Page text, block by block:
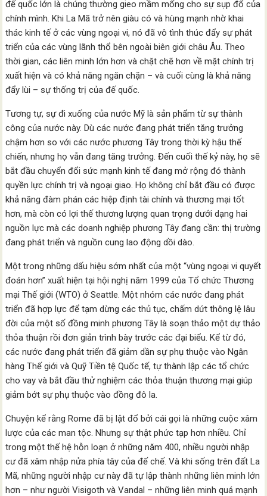
đế quốc lớn là chúng thường gieo mầm mống cho sự sụp đổ của
chính mình. Khi La Mã trở nên giàu có và hùng mạnh nhờ khai
thác kinh tế ở các vùng ngoại vi, nó đã vô tình thúc đẩy sự phát
triển của các vùng lãnh thổ bên ngoài biên giới châu Âu. Theo
thời gian, các liên minh lớn hơn và chặt chẽ hơn về mặt chính trị
xuất hiện và có khả năng ngăn chặn – và cuối cùng là khả năng
đẩy lùi – sự thống trị của đế quốc.
Tương tự, sự đi xuống của nước Mỹ là sản phẩm từ sự thành
công của nước này. Dù các nước đang phát triển tăng trưởng
chậm hơn so với các nước phương Tây trong thời kỳ hậu thế
chiến, nhưng họ vẫn đang tăng trưởng. Đến cuối thế kỷ này, họ sẽ
bắt đầu chuyển đổi sức mạnh kinh tế đang mở rộng đó thành
quyền lực chính trị và ngoại giao. Họ không chỉ bắt đầu có được
khả năng đàm phán các hiệp định tài chính và thương mại tốt
hơn, mà còn có lợi thế thương lượng quan trọng dưới dạng hai
nguồn lực mà các doanh nghiệp phương Tây đang cần: thị trường
đang phát triển và nguồn cung lao động dồi dào.
Một trong những dấu hiệu sớm nhất của một “vùng ngoại vi quyết
đoán hơn” xuất hiện tại hội nghị năm 1999 của Tổ chức Thương
mại Thế giới (WTO) ở Seattle. Một nhóm các nước đang phát
triển đã hợp lực để tạm dừng các thủ tục, chấm dứt thông lệ lâu
đời của một số đồng minh phương Tây là soạn thảo một dự thảo
thỏa thuận rồi đơn giản trình bày trước các đại biểu. Kể từ đó,
các nước đang phát triển đã giảm dần sự phụ thuộc vào Ngân
hàng Thế giới và Quỹ Tiền tệ Quốc tế, tự thành lập các tổ chức
cho vay và bắt đầu thử nghiệm các thỏa thuận thương mại giúp
giảm bớt sự phụ thuộc vào đồng đô la.
Chuyện kể rằng Rome đã bị lật đổ bởi cái gọi là những cuộc xâm
lược của các man tộc. Nhưng sự thật phức tạp hơn nhiều. Chỉ
trong một thế hệ hỗn loạn ở những năm 400, nhiều người nhập
cư đã xâm nhập nửa phía tây của đế chế. Và khi sống trên đất La
Mã, những người nhập cư này đã tự lập thành những liên minh lớn
hơn – như người Visigoth và Vandal – những liên minh quá mạnh